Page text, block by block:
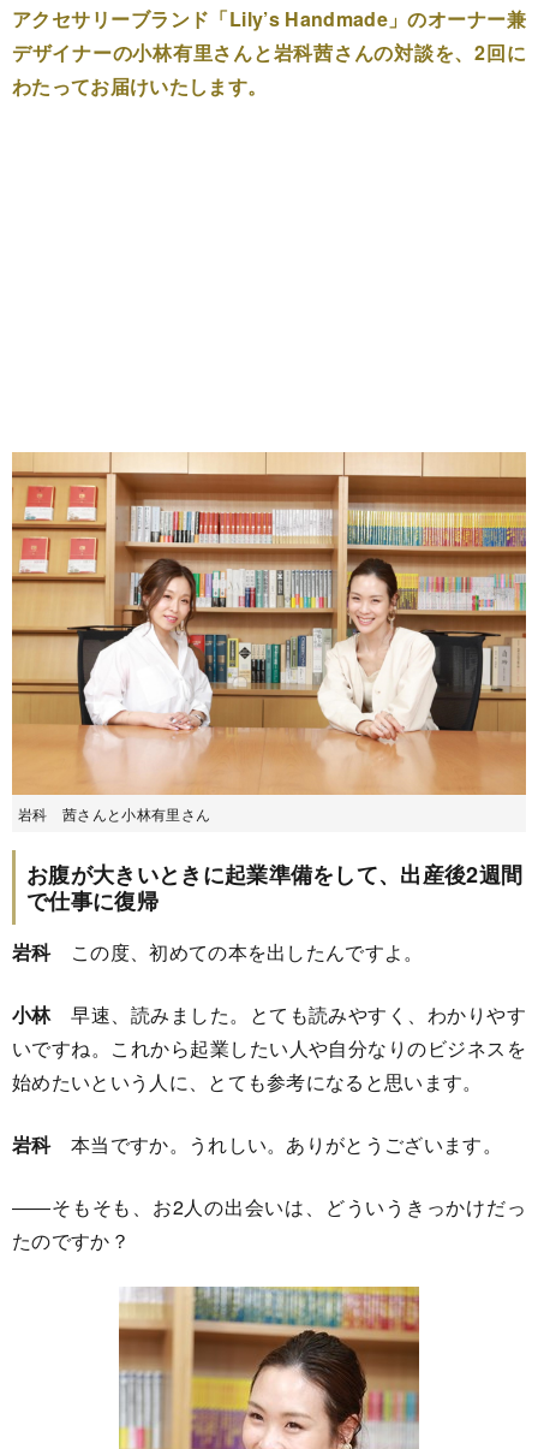
アクセサリーブランド「Lily’s Handmade」のオーナー兼
デザイナーの小林有里さんと岩科茜さんの対談を、2回に
わたってお届けいたします。
岩科 茜さんと小林有里さん
お腹が大きいときに起業準備をして、出産後2週間
で仕事に復帰
岩科この度、初めての本を出したんですよ。
小林早速、読みました。とても読みやすく、わかりやす
いですね。これから起業したい人や自分なりのビジネスを
始めたいという人に、とても参考になると思います。
岩科本当ですか。うれしい。ありがとうございます。
――そもそも、お2人の出会いは、どういうきっかけだっ
たのですか？